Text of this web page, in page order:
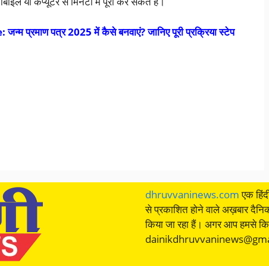
पत्र 2025 में कैसे बनवाएं? जानिए पूरी प्रक्रिया स्टेप
dhruvvaninews.com एक
से प्रकाशित होने वाले अख़बार
किया जा रहा हैं। अगर आप हमसे